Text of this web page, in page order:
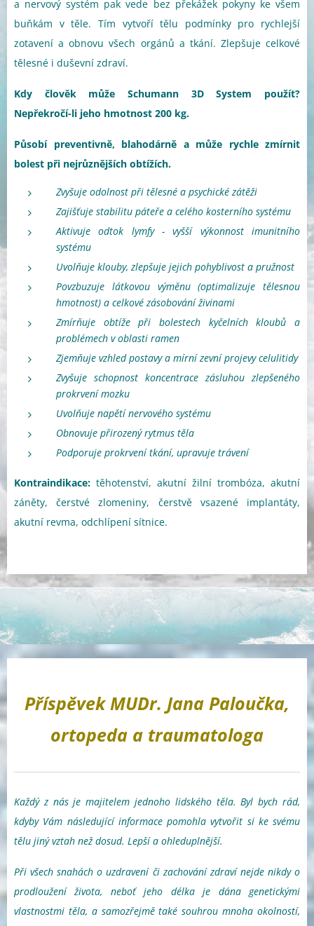
a nervový systém pak vede bez překážek pokyny ke všem
buňkám v těle. Tím vytvoří tělu podmínky pro rychlejší
zotavení a obnovu všech orgánů a tkání. Zlepšuje celkové
tělesné i duševní zdraví.
Kdy člověk může Schumann 3D System použít?
Nepřekročí-li jeho hmotnost 200 kg.
Působí preventivně, blahodárně a může rychle zmírnit
bolest při nejrůznějších obtížích.
Zvyšuje odolnost při tělesné a psychické zátěži
Zajišťuje stabilitu páteře a celého kosterního systému
Aktivuje odtok lymfy - vyšší výkonnost imunitního
systému
Uvolňuje klouby, zlepšuje jejich pohyblivost a pružnost
Povzbuzuje látkovou výměnu (optimalizuje tělesnou
hmotnost) a celkové zásobování živinami
Zmírňuje obtíže při bolestech kyčelních kloubů a
problémech v oblasti ramen
Zjemňuje vzhled postavy a mírní zevní projevy celulitidy
Zvyšuje schopnost koncentrace zásluhou zlepšeného
prokrvení mozku
Uvolňuje napětí nervového systému
Obnovuje přirozený rytmus těla
Podporuje prokrvení tkání, upravuje trávení
Kontraindikace: těhotenství, akutní žilní trombóza, akutní
záněty, čerstvé zlomeniny, čerstvě vsazené implantáty,
akutní revma, odchlípení sítnice.
Příspěvek MUDr. Jana Paloučka,
ortopeda a traumatologa
Každý z nás je majitelem jednoho lidského těla. Byl bych rád,
kdyby Vám následující informace pomohla vytvořit si ke svému
tělu jiný vztah než dosud. Lepší a ohleduplnější.
Při všech snahách o uzdravení či zachování zdraví nejde nikdy o
prodloužení života, neboť jeho délka je dána genetickými
vlastnostmi těla, a samozřejmě také souhrou mnoha okolností,